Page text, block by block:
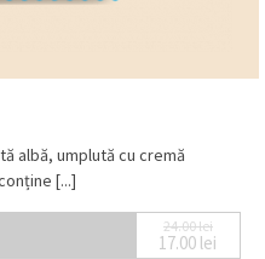
albă, umplută cu cremă
[...]
24.00lei
Prețul
17.00 lei
Prețul